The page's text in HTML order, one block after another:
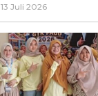
13 Juli 2026